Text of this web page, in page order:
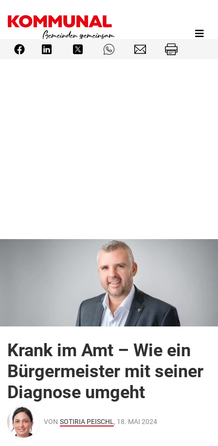
Inhalt
Krank im Amt – Wie ein
Bürgermeister mit seiner
Diagnose umgeht
VON SOTIRIA PEISCHL , 18. MAI 2024